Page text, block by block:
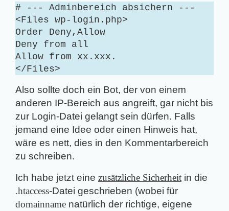
# --- Adminbereich absichern ---
<Files wp-login.php>
Order Deny,Allow
Deny from all
Allow from xx.xxx.
</Files>
Also sollte doch ein Bot, der von einem
anderen IP-Bereich aus angreift, gar nicht bis
zur Login-Datei gelangt sein dürfen. Falls
jemand eine Idee oder einen Hinweis hat,
wäre es nett, dies in den Kommentarbereich
zu schreiben.
Ich habe jetzt eine zusätzliche Sicherheit in die
.htaccess-Datei geschrieben (wobei für
domainname natürlich der richtige, eigene